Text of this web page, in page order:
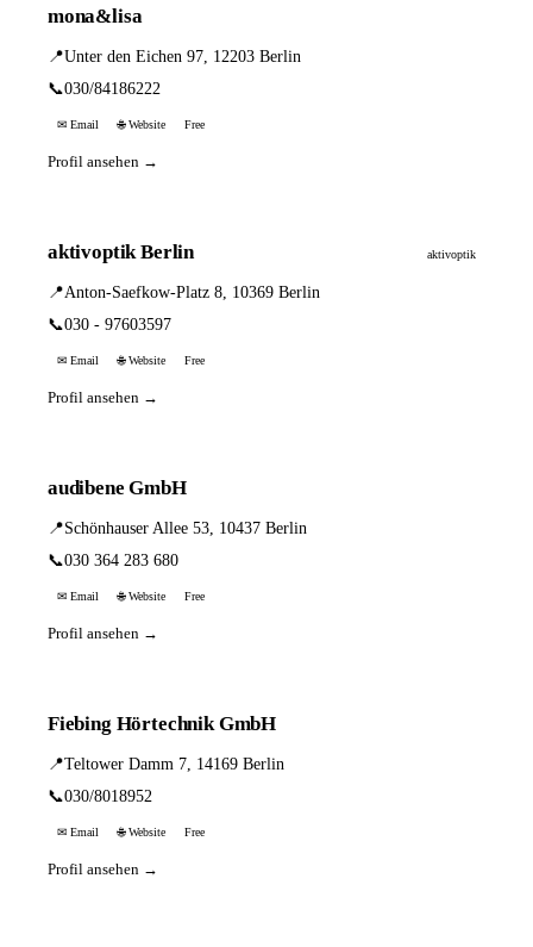
mona&lisa
📍Unter den Eichen 97, 12203 Berlin
📞030/84186222
✉ Email 🌐 Website Free
Profil ansehen →
aktivoptik Berlin aktivoptik
📍Anton-Saefkow-Platz 8, 10369 Berlin
📞030 - 97603597
✉ Email 🌐 Website Free
Profil ansehen →
audibene GmbH
📍Schönhauser Allee 53, 10437 Berlin
📞030 364 283 680
✉ Email 🌐 Website Free
Profil ansehen →
Fiebing Hörtechnik GmbH
📍Teltower Damm 7, 14169 Berlin
📞030/8018952
✉ Email 🌐 Website Free
Profil ansehen →